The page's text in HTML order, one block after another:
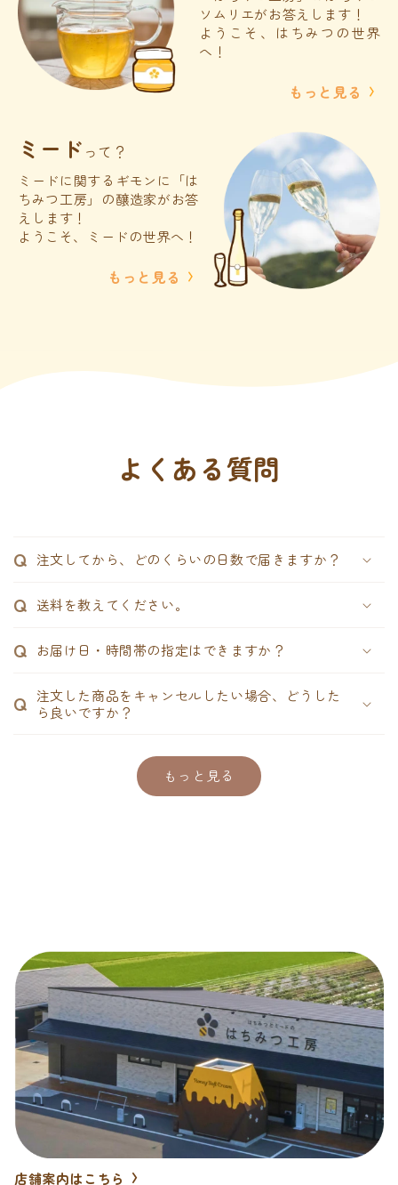
ソムリエがお答えします！
ようこそ、はちみつの世界
へ！
もっと見る
ミード って？
ミードに関するギモンに「は
ちみつ工房」の醸造家がお答
えします！
ようこそ、ミードの世界へ！
もっと見る
よくある質問
Q 注文してから、どのくらいの日数で届きますか？
Q 送料を教えてください。
Q お届け日・時間帯の指定はできますか？
Q 注文した商品をキャンセルしたい場合、どうした
ら良いですか？
もっと見る
店舗案内はこちら